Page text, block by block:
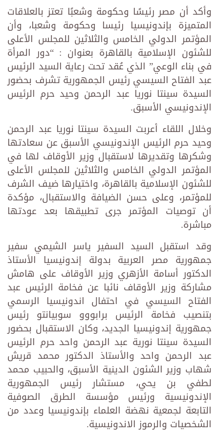
وأكد أن مصر رئيسًا وحكومة وشعبًا تعتز بالعلاقات
المتميزة بإندونيسيا رئيسا وحكومة وشعبا، وأن
المؤتمر الدولي الخامس والثلاثين للمجلس الأعلى
للشئون الإسلامية بالقاهرة بعنوان : “دور المرأة
في بناء الوعي” الذي عُقد تحت رعاية السيد الرئيس
عبد الفتاح السيسي رئيس الجمهورية تشرف بحضور
السيدة سينتا نوريا عبد الرحمن وحيد حرم الرئيس
الإندونيسي الأسبق.
وخلال اللقاء أعربت السيدة سينتا نوريا عبد الرحمن
وحيد حرم الرئيس الإندونيسي الأسبق عن سعادتها
وشكرها وتقديرها لاستقبال وزير الأوقاف لها في
المؤتمر الدولي الخامس والثلاثين للمجلس الأعلى
للشئون الإسلامية بالقاهرة، واختيارها ضيف الشرف
للمؤتمر، وعلى حسن الضيافة والاستقبال، مؤكدة
أن توصيات المؤتمر جرى تطبيقها بعد عودتها
مباشرة.
وقد استقبل السيد السفير ياسر الشيمي سفير
جمهورية مصر العربية بدولة إندونيسيا الأستاذ
الدكتور أسامة الأزهري وزير الأوقاف على هامش
مشاركة وزير الأوقاف نائبا عن فخامة الرئيس عبد
الفتاح السيسي في احتفال اندونيسيا الرسمي
بتنصيب فخامة الرئيس برابووو سوبيانتو رئيس
جمهورية إندونيسيا الجديد، وكان الاستقبال بحضور
السيدة سينتا نورية عبد الرحمن واحد حرم الرئيس
عبد الرحمن واحد والأستاذ الدكتور محمد قريش
شهاب وزير الشئون الدينية الأسبق، والحبيب محمد
لطفي بن يحي، مستشار رئيس الجمهورية
الإندونيسية ورئيس مؤسسة الطرق الصوفية
التابعة لجمعية نهضة العلماء بإندونيسيا وعدد من
الشخصيات والرموز الاندونيسية.